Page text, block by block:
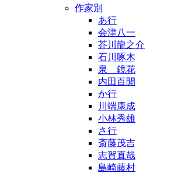
作家別
あ行
会津八一
芥川龍之介
石川啄木
泉 鏡花
内田百閒
か行
川端康成
小林秀雄
さ行
斎藤茂吉
志賀直哉
島崎藤村